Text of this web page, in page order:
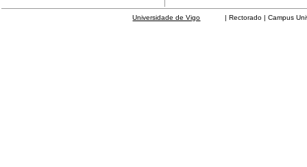
Universidade de Vigo | Rectorado | Campus